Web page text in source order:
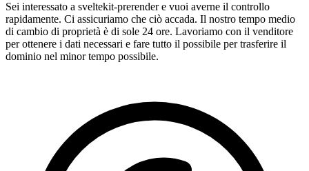
Sei interessato a sveltekit-prerender e vuoi averne il controllo
rapidamente. Ci assicuriamo che ciò accada. Il nostro tempo medio
di cambio di proprietà è di sole 24 ore. Lavoriamo con il venditore
per ottenere i dati necessari e fare tutto il possibile per trasferire il
dominio nel minor tempo possibile.